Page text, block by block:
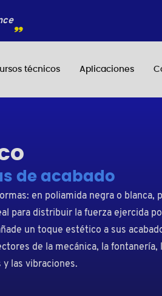
técnicos Aplicaciones
de acabado
en poliamida negra o blanca,
para distribuir la fuerza ejercida
un toque estético a sus
de la mecánica, la
las vibraciones.